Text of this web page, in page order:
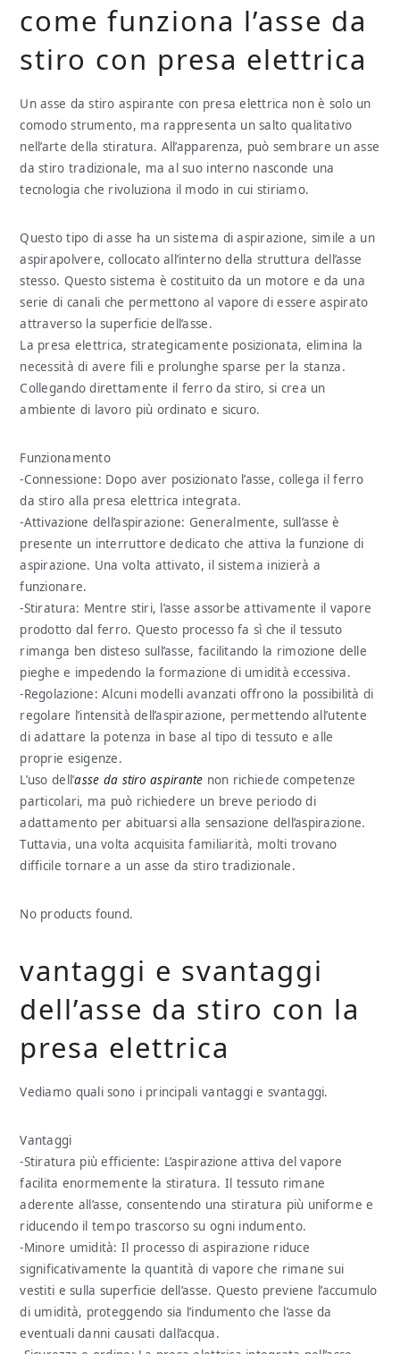
come funziona l’asse da
stiro con presa elettrica
Un asse da stiro aspirante con presa elettrica non è solo un
comodo strumento, ma rappresenta un salto qualitativo
nell’arte della stiratura. All’apparenza, può sembrare un asse
da stiro tradizionale, ma al suo interno nasconde una
tecnologia che rivoluziona il modo in cui stiriamo.
Questo tipo di asse ha un sistema di aspirazione, simile a un
aspirapolvere, collocato all’interno della struttura dell’asse
stesso. Questo sistema è costituito da un motore e da una
serie di canali che permettono al vapore di essere aspirato
attraverso la superficie dell’asse.
La presa elettrica, strategicamente posizionata, elimina la
necessità di avere fili e prolunghe sparse per la stanza.
Collegando direttamente il ferro da stiro, si crea un
ambiente di lavoro più ordinato e sicuro.
Funzionamento
-Connessione: Dopo aver posizionato l’asse, collega il ferro
da stiro alla presa elettrica integrata.
-Attivazione dell’aspirazione: Generalmente, sull’asse è
presente un interruttore dedicato che attiva la funzione di
aspirazione. Una volta attivato, il sistema inizierà a
funzionare.
-Stiratura: Mentre stiri, l’asse assorbe attivamente il vapore
prodotto dal ferro. Questo processo fa sì che il tessuto
rimanga ben disteso sull’asse, facilitando la rimozione delle
pieghe e impedendo la formazione di umidità eccessiva.
-Regolazione: Alcuni modelli avanzati offrono la possibilità di
regolare l’intensità dell’aspirazione, permettendo all’utente
di adattare la potenza in base al tipo di tessuto e alle
proprie esigenze.
L’uso dell’asse da stiro aspirante non richiede competenze
particolari, ma può richiedere un breve periodo di
adattamento per abituarsi alla sensazione dell’aspirazione.
Tuttavia, una volta acquisita familiarità, molti trovano
difficile tornare a un asse da stiro tradizionale.
No products found.
vantaggi e svantaggi
dell’asse da stiro con la
presa elettrica
Vediamo quali sono i principali vantaggi e svantaggi.
Vantaggi
-Stiratura più efficiente: L’aspirazione attiva del vapore
facilita enormemente la stiratura. Il tessuto rimane
aderente all’asse, consentendo una stiratura più uniforme e
riducendo il tempo trascorso su ogni indumento.
-Minore umidità: Il processo di aspirazione riduce
significativamente la quantità di vapore che rimane sui
vestiti e sulla superficie dell’asse. Questo previene l’accumulo
di umidità, proteggendo sia l’indumento che l’asse da
eventuali danni causati dall’acqua.